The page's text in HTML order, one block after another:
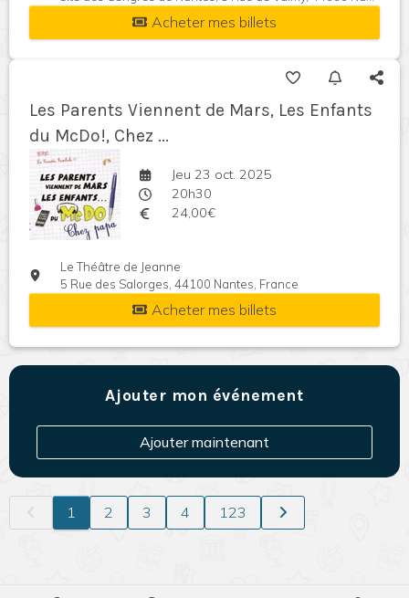
Acheter mes billets
Les Parents Viennent de Mars, Les Enfants
du McDo!, Chez ...
Jeu 23 oct. 2025
20h30
24,00€
Le Théâtre de Jeanne
5 Rue des Salorges, 44100 Nantes, France
Acheter mes billets
Ajouter mon événement
Ajouter maintenant
1 2 3 4 123